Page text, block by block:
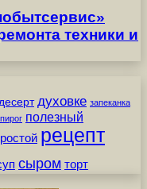
техники и
десерт духовке запеканка
пирог полезный
рецепт
сыром торт